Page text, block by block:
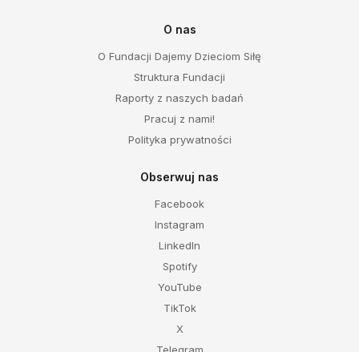
O nas
O Fundacji Dajemy Dzieciom Siłę
Struktura Fundacji
Raporty z naszych badań
Pracuj z nami!
Polityka prywatności
Obserwuj nas
Facebook
Instagram
LinkedIn
Spotify
YouTube
TikTok
X